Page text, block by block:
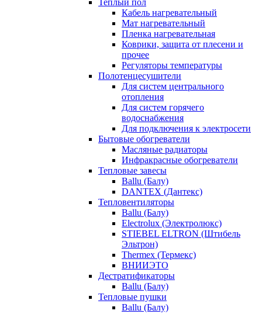
Теплый пол
Кабель нагревательный
Мат нагревательный
Пленка нагревательная
Коврики, защита от плесени и
прочее
Регуляторы температуры
Полотенцесушители
Для систем центрального
отопления
Для систем горячего
водоснабжения
Для подключения к электросети
Бытовые обогреватели
Масляные радиаторы
Инфракрасные обогреватели
Тепловые завесы
Ballu (Балу)
DANTEX (Дантекс)
Тепловентиляторы
Ballu (Балу)
Electrolux (Электролюкс)
STIEBEL ELTRON (Штибель
Эльтрон)
Thermex (Термекс)
ВНИИЭТО
Дестратификаторы
Ballu (Балу)
Тепловые пушки
Ballu (Балу)